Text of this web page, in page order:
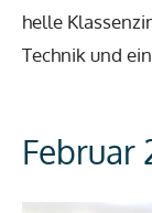
helle
Technik und
Februar